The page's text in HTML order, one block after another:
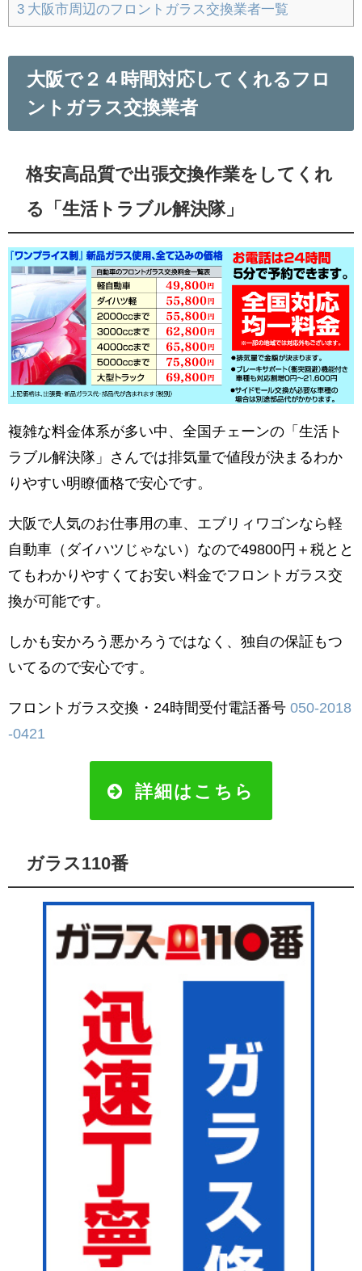
3 大阪市周辺のフロントガラス交換業者一覧
大阪で２４時間対応してくれるフロ
ントガラス交換業者
格安高品質で出張交換作業をしてくれ
る「生活トラブル解決隊」
複雑な料金体系が多い中、全国チェーンの「生活ト
ラブル解決隊」さんでは排気量で値段が決まるわか
りやすい明瞭価格で安心です。
大阪で人気のお仕事用の車、エブリィワゴンなら軽
自動車（ダイハツじゃない）なので49800円＋税とと
てもわかりやすくてお安い料金でフロントガラス交
換が可能です。
しかも安かろう悪かろうではなく、独自の保証もつ
いてるので安心です。
フロントガラス交換・24時間受付電話番号 050-2018
-0421
詳細はこちら
ガラス110番